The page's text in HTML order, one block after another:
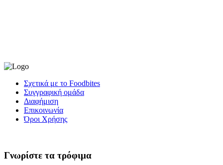
Σχετικά με το Foodbites
Συγγραφική ομάδα
Διαφήμιση
Επικοινωνία
Όροι Χρήσης
Γνωρίστε τα τρόφιμα